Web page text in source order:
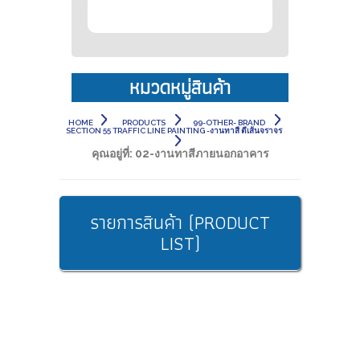
หมวดหมู่สินค้า
HOME PRODUCTS
99-OTHER- BRAND
SECTION 55 TRAFFIC LINE PAINTING -งานทาสี ตีเส้นจราจร
คุณอยู่ที่: 02-งานทาสีภายนอกอาคาร
รายการสินค้า (PRODUCT
LIST)